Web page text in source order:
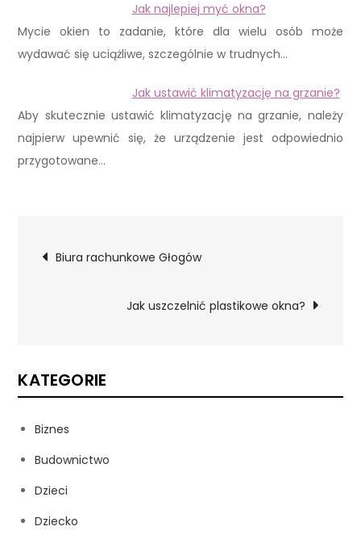
Jak najlepiej myć okna?
Mycie okien to zadanie, które dla wielu osób może
wydawać się uciążliwe, szczególnie w trudnych…
Jak ustawić klimatyzację na grzanie?
Aby skutecznie ustawić klimatyzację na grzanie, należy
najpierw upewnić się, że urządzenie jest odpowiednio
przygotowane…
Nawigacja
wpisu
Biura rachunkowe Głogów
Jak uszczelnić plastikowe okna?
KATEGORIE
Biznes
Budownictwo
Dzieci
Dziecko